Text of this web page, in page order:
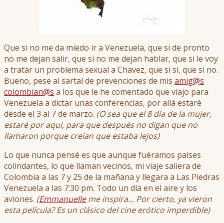
Que si no me da miedo ir a Venezuela, que si de pronto
no me dejan salir, que si no me dejan hablar, que si le voy
a tratar un problema sexual a Chavez, que si sí, que si no.
Bueno, pese al sartal de prevenciones de mis amig@s
colombian@s a los que le he comentado que viajo para
Venezuela a dictar unas conferencias, por allá estaré
desde el 3 al 7 de marzo. (O sea que el 8 día de la mujer,
estaré por aqui, para que después no digan que no
llamaron porque creían que estaba lejos)
Lo que nunca pensé es que aunque fuéramos países
colindantes, lo que llaman vecinos, mi viaje saliera de
Colombia a las 7 y 25 de la mañana y llegara a Las Piedras
Venezuela a las 7:30 pm. Todo un día en el aire y los
aviones. (Emmanuelleme inspira… Por cierto, ya vieron
esta película? Es un clásico del cine erótico imperdible)